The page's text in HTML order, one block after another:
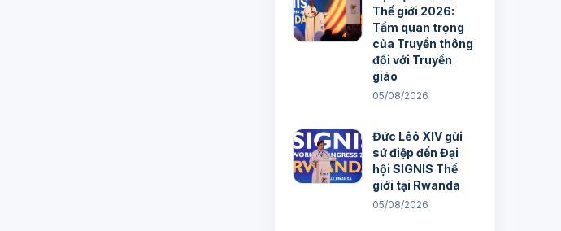
Thế giới 2026:
Tầm quan trọng
của Truyền thông
đối với Truyền
giáo
05/08/2026
Đức Lêô XIV gửi
sứ điệp đến Đại
hội SIGNIS Thế
giới tại Rwanda
05/08/2026